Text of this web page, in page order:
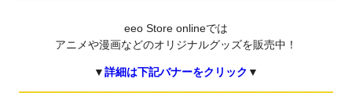
eeo Store onlineでは
アニメや漫画などのオリジナルグッズを販売中！
▼詳細は下記バナーをクリック ▼